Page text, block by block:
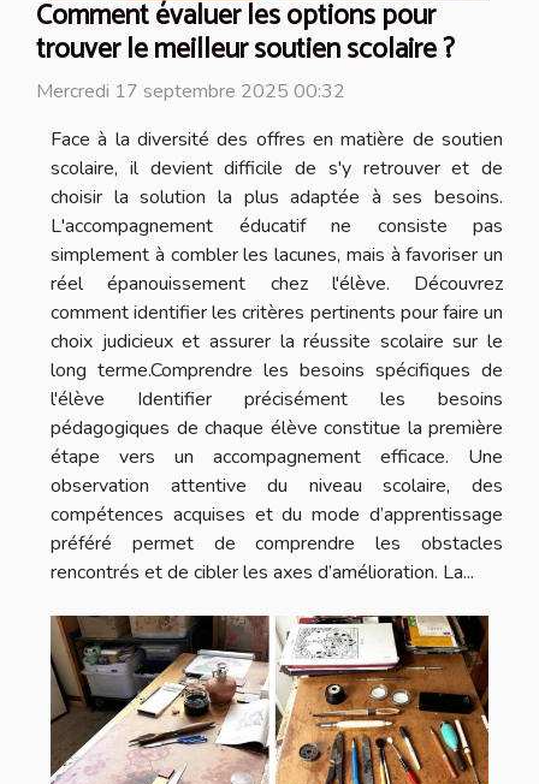
Comment évaluer les options pour
trouver le meilleur soutien scolaire ?
Mercredi 17 septembre 2025 00:32
Face à la diversité des offres en matière de soutien
scolaire, il devient difficile de s'y retrouver et de
choisir la solution la plus adaptée à ses besoins.
L'accompagnement éducatif ne consiste pas
simplement à combler les lacunes, mais à favoriser un
réel épanouissement chez l'élève. Découvrez
comment identifier les critères pertinents pour faire un
choix judicieux et assurer la réussite scolaire sur le
long terme.Comprendre les besoins spécifiques de
l'élève Identifier précisément les besoins
pédagogiques de chaque élève constitue la première
étape vers un accompagnement efficace. Une
observation attentive du niveau scolaire, des
compétences acquises et du mode d’apprentissage
préféré permet de comprendre les obstacles
rencontrés et de cibler les axes d’amélioration. La...